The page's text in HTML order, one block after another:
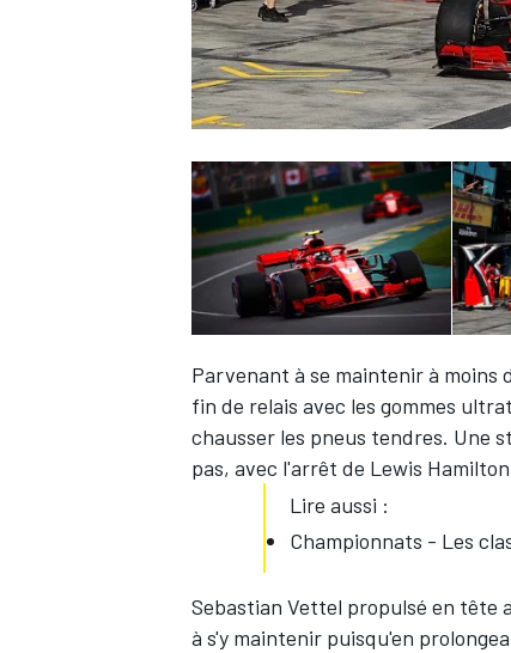
WEC
Parvenant à se maintenir à moins
fin de relais avec les gommes
chausser les pneus tendres. Une
pas, avec l'arrêt de Lewis Hamilton
Lire aussi :
Championnats - Les
Sebastian Vettel propulsé en tête
à s'y maintenir puisqu'en